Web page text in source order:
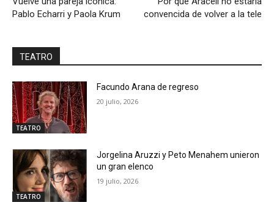
Pablo Echarri y Paola Krum
convencida de volver a la tele
TEATRO
TEATRO
Facundo Arana de regreso
20 julio, 2026
TEATRO
Jorgelina Aruzzi y Peto Menahem unieron
un gran elenco
19 julio, 2026